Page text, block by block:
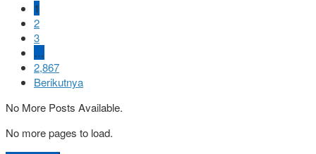
1
2
3
…
2,867
Berikutnya
No More Posts Available.
No more pages to load.